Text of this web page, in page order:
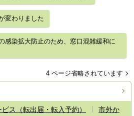
変わりました
感染拡大防止のため、窓口混雑緩和に
4 ページ省略されています
ス（転出届・転入予約）
市外か